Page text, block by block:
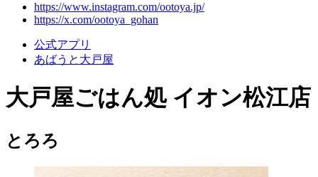
https://www.instagram.com/ootoya.jp/
https://x.com/ootoya_gohan
公式アプリ
あばうと大戸屋
大戸屋ごはん処 イオン松江店
とろろ